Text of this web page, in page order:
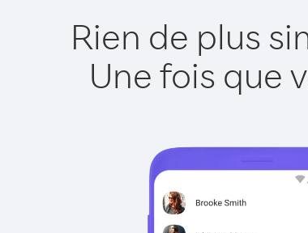
Rien de plus
Une fois que